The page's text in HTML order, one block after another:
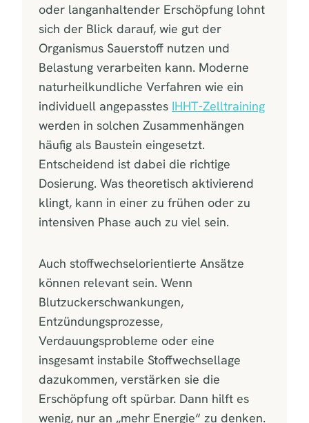
oder langanhaltender Erschöpfung lohnt
sich der Blick darauf, wie gut der
Organismus Sauerstoff nutzen und
Belastung verarbeiten kann. Moderne
naturheilkundliche Verfahren wie ein
individuell angepasstes IHHT-Zelltraining
werden in solchen Zusammenhängen
häufig als Baustein eingesetzt.
Entscheidend ist dabei die richtige
Dosierung. Was theoretisch aktivierend
klingt, kann in einer zu frühen oder zu
intensiven Phase auch zu viel sein.
Auch stoffwechselorientierte Ansätze
können relevant sein. Wenn
Blutzuckerschwankungen,
Entzündungsprozesse,
Verdauungsprobleme oder eine
insgesamt instabile Stoffwechsellage
dazukommen, verstärken sie die
Erschöpfung oft spürbar. Dann hilft es
wenig, nur an „mehr Energie“ zu denken.